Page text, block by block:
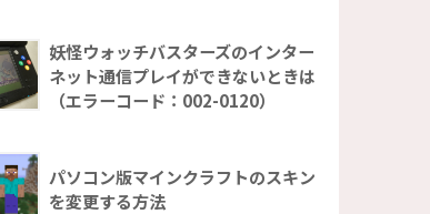
妖怪ウォッチバスターズのインター
ネット通信プレイができないときは
（エラーコード：002-0120）
パソコン版マインクラフトのスキン
を変更する方法